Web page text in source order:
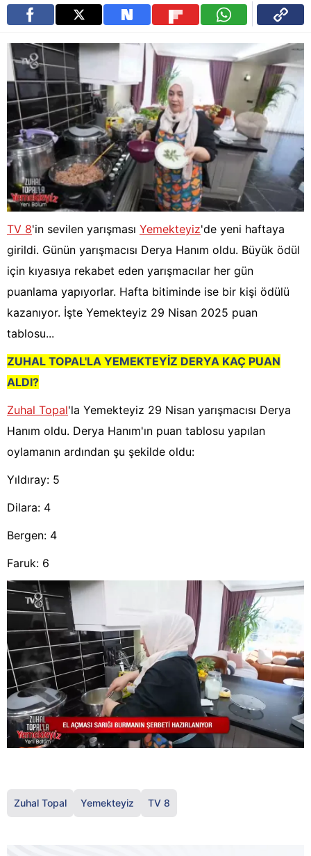
TV 8'in sevilen yarışması Yemekteyiz'de yeni haftaya
girildi. Günün yarışmacısı Derya Hanım oldu. Büyük ödül
için kıyasıya rekabet eden yarışmacılar her gün
puanlama yapıyorlar. Hafta bitiminde ise bir kişi ödülü
kazanıyor. İşte Yemekteyiz 29 Nisan 2025 puan
tablosu...
ZUHAL TOPAL'LA YEMEKTEYİZ DERYA KAÇ PUAN
ALDI?
Zuhal Topal'la Yemekteyiz 29 Nisan yarışmacısı Derya
Hanım oldu. Derya Hanım'ın puan tablosu yapılan
oylamanın ardından şu şekilde oldu:
Yıldıray: 5
Dilara: 4
Bergen: 4
Faruk: 6
Zuhal Topal Yemekteyiz TV 8